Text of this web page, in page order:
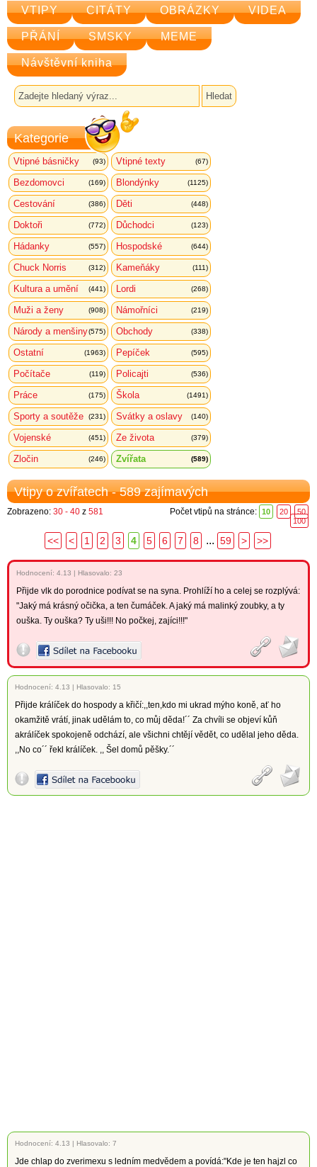
VTIPY CITÁTY OBRÁZKY VIDEA
PŘÁNÍ SMSKY MEME
Návštěvní kniha
Kategorie
Vtipné básničky (93) Vtipné texty (67)
Bezdomovci (169) Blondýnky (1125)
Cestování (386) Děti (448)
Doktoři (772) Důchodci (123)
Hádanky (557) Hospodské (644)
Chuck Norris (312) Kameňáky (111)
Kultura a umění (441) Lordi (268)
Muži a ženy (908) Námořníci (219)
Národy a menšiny(575) Obchody (338)
Ostatní (1963) Pepíček (595)
Počítače (119) Policajti (536)
Práce (175) Škola (1491)
Sporty a soutěže (231) Svátky a oslavy (140)
Vojenské (451) Ze života (379)
Zločin (246) Zvířata (589)
Vtipy o zvířatech - 589 zajímavých
Zobrazeno: 30 - 40 z 581 Počet vtipů na stránce: 10 20
50
100
<< < 1 2 3 4 5 6 7 8 ... 59 > >>
Hodnocení: 4.13 | Hlasovalo: 23
Přijde vlk do porodnice podívat se na syna. Prohlíží ho a celej se rozplývá:
"Jaký má krásný očička, a ten čumáček. A jaký má malinký zoubky, a ty
ouška. Ty ouška? Ty uši!!! No počkej, zajíci!!!"
Hodnocení: 4.13 | Hlasovalo: 15
Přijde králíček do hospody a křičí:,,ten,kdo mi ukrad mýho koně, ať ho
okamžitě vrátí, jinak udělám to, co můj děda!´´ Za chvíli se objeví kůň
akrálíček spokojeně odchází, ale všichni chtějí vědět, co udělal jeho děda.
,,No co´´ řekl králíček. ,, Šel domů pěšky.´´
Hodnocení: 4.13 | Hlasovalo: 7
Jde chlap do zverimexu s ledním medvědem a povídá:"Kde je ten hajzl co